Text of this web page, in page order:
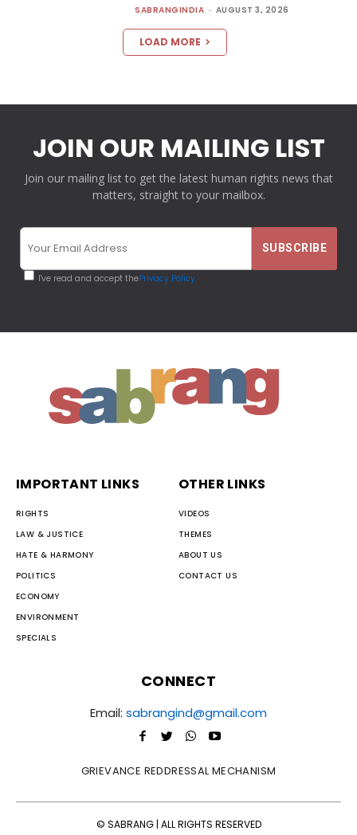
SABRANGINDIA - AUGUST 3, 2026
LOAD MORE
JOIN OUR MAILING LIST
Join our mailing list to get the latest human rights news that
matters, straight to your mailbox.
I've read and accept thePrivacy Policy
IMPORTANT LINKS
RIGHTS
LAW & JUSTICE
HATE & HARMONY
POLITICS
ECONOMY
ENVIRONMENT
SPECIALS
OTHER LINKS
VIDEOS
THEMES
ABOUT US
CONTACT US
CONNECT
Email: sabrangind@gmail.com
GRIEVANCE REDDRESSAL MECHANISM
© SABRANG | ALL RIGHTS RESERVED